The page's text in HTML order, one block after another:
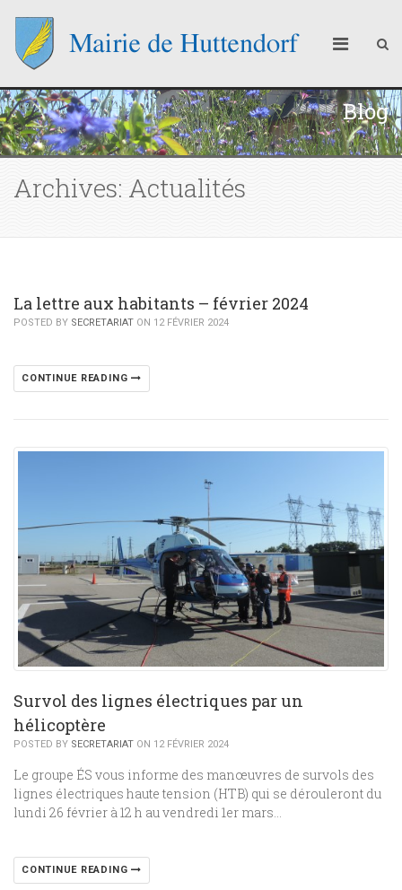
Blog
Archives: Actualités
La lettre aux habitants – février 2024
POSTED BY SECRETARIAT ON 12 FÉVRIER 2024
CONTINUE READING
Survol des lignes électriques par un
hélicoptère
POSTED BY SECRETARIAT ON 12 FÉVRIER 2024
Le groupe ÉS vous informe des manœuvres de survols des
lignes électriques haute tension (HTB) qui se dérouleront du
lundi 26 février à 12 h au vendredi 1er mars…
CONTINUE READING